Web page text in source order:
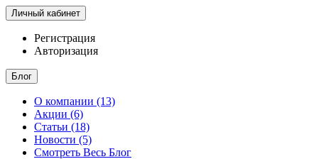
Личный кабинет
Регистрация
Авторизация
Блог
О компании (13)
Акции (6)
Статьи (18)
Новости (5)
Смотреть Весь Блог